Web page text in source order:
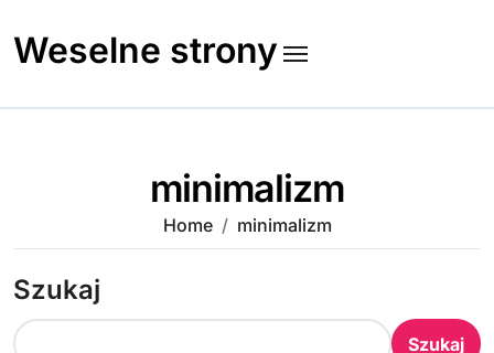
to
content
Weselne strony
minimalizm
Home minimalizm
Szukaj
Szukaj